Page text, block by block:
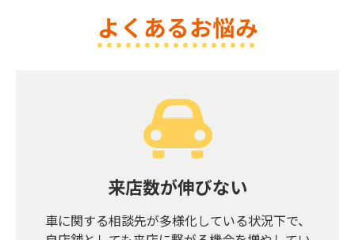
よくあるお悩み
来店数が伸びない
車に関する相談先が多様化している状況下で、